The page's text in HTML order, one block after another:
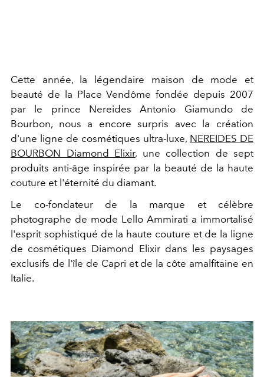
Cette année, la légendaire maison de mode et
beauté de la Place Vendôme fondée depuis 2007
par le prince Nereides Antonio Giamundo de
Bourbon, nous a encore surpris avec la création
d'une ligne de cosmétiques ultra-luxe, NEREIDES DE
BOURBON Diamond Elixir, une collection de sept
produits anti-âge inspirée par la beauté de la haute
couture et l'éternité du diamant.
Le co-fondateur de la marque et célèbre
photographe de mode Lello Ammirati a immortalisé
l'esprit sophistiqué de la haute couture et de la ligne
de cosmétiques Diamond Elixir dans les paysages
exclusifs de l'île de Capri et de la côte amalfitaine en
Italie.